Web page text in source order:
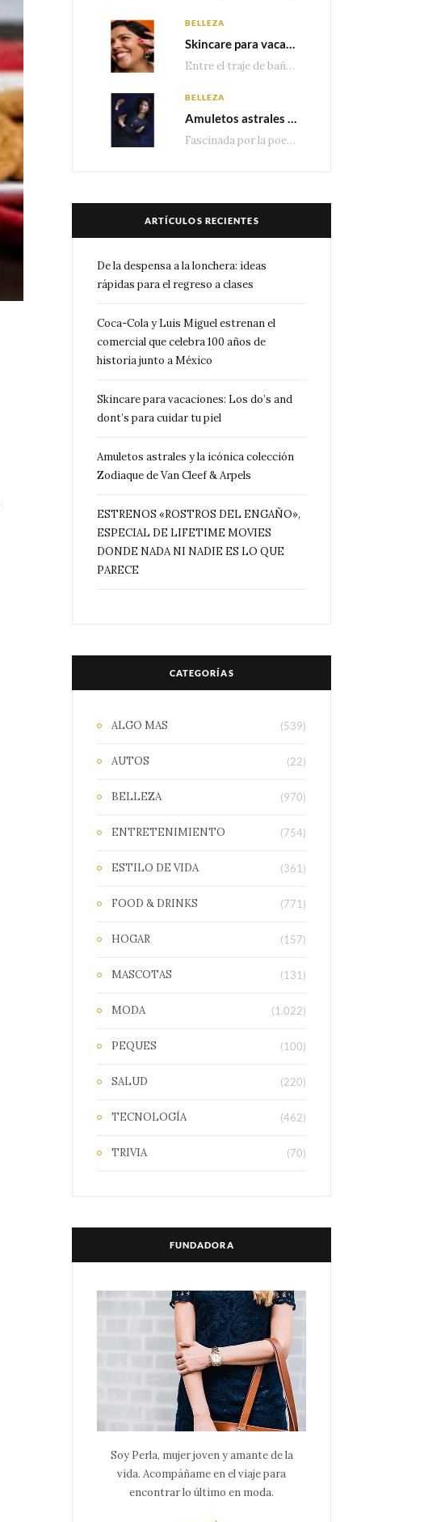
BELLEZA
Skincare para vacaciones: Los do’s and dont’s para cuidar tu piel
Entre el traje de baño, las sandalias, los lentes de sol y los looks que…
BELLEZA
Amuletos astrales y la icónica colección Zodiaque de Van Cleef & Arpels
Fascinada por la poesía de las estrellas, la Maison Van Cleef & Arpels celebra la llegada de las…
ARTÍCULOS RECIENTES
De la despensa a la lonchera: ideas
rápidas para el regreso a clases
Coca-Cola y Luis Miguel estrenan el
comercial que celebra 100 años de
historia junto a México
Skincare para vacaciones: Los do’s and
dont’s para cuidar tu piel
Amuletos astrales y la icónica colección
Zodiaque de Van Cleef & Arpels
ESTRENOS «ROSTROS DEL ENGAÑO»,
ESPECIAL DE LIFETIME MOVIES
DONDE NADA NI NADIE ES LO QUE
PARECE
CATEGORÍAS
ALGO MAS (539)
AUTOS (22)
BELLEZA (970)
ENTRETENIMIENTO (754)
ESTILO DE VIDA (361)
FOOD & DRINKS (771)
HOGAR (157)
MASCOTAS (131)
MODA (1.022)
PEQUES (100)
SALUD (220)
TECNOLOGÍA (462)
TRIVIA (70)
FUNDADORA
Soy Perla, mujer joven y amante de la
vida. Acompáñame en el viaje para
encontrar lo último en moda.